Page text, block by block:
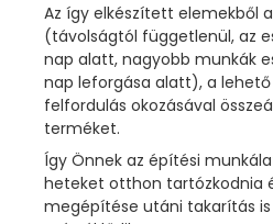
Az így elkészített elemekből
(távolságtól függetlenül, az
nap alatt, nagyobb munkák
nap leforgása alatt), a
felfordulás okozásával
terméket.
Így Önnek az építési
heteket otthon tartózkodnia
megépítése utáni takarítás